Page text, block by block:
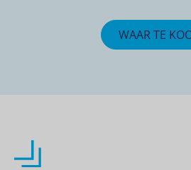
WAAR TE